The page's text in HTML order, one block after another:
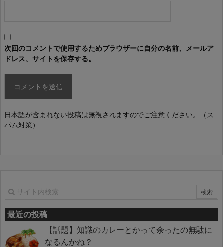
次回のコメントで使用するためブラウザーに自分の名前、メールア
ドレス、サイトを保存する。
日本語が含まれない投稿は無視されますのでご注意ください。（ス
パム対策）
最近の投稿
【話題】知識のカレーとかって余ったの無駄に
なるんかね？